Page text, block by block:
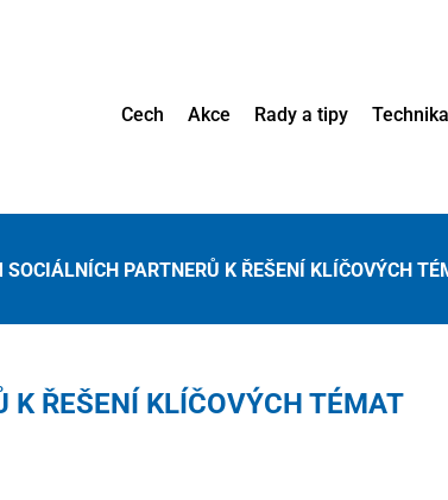
Cech Akce Rady a tipy Technika
PARTNERŮ K ŘEŠENÍ KLÍČOVÝCH
K ŘEŠENÍ KLÍČOVÝCH TÉMAT